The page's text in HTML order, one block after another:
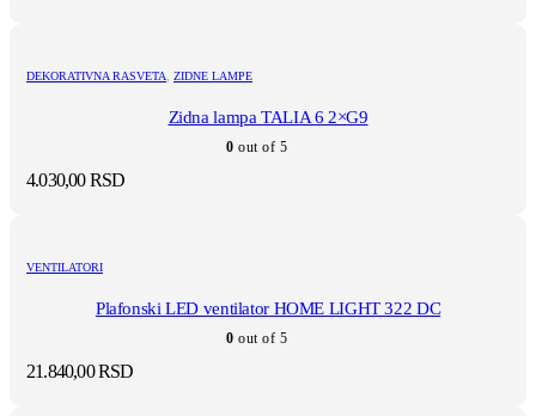
DEKORATIVNA RASVETA ZIDNE LAMPE
Zidna lampa TALIA 6 2×G9
0 out of 5
4.030,00RSD
VENTILATORI
Plafonski LED ventilator HOME LIGHT 322 DC
0 out of 5
21.840,00RSD